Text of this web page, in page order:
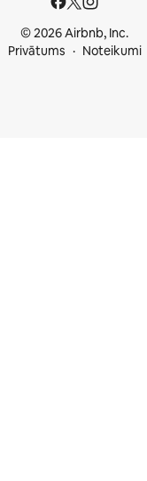
© 2026 Airbnb, Inc.
Privātums
Noteikumi